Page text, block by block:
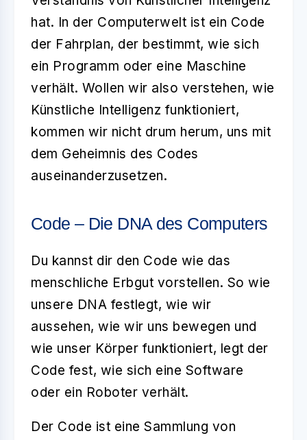
hat. In der Computerwelt ist ein Code
der Fahrplan, der bestimmt, wie sich
ein Programm oder eine Maschine
verhält. Wollen wir also verstehen, wie
Künstliche Intelligenz funktioniert,
kommen wir nicht drum herum, uns mit
dem Geheimnis des Codes
auseinanderzusetzen.
Code – Die DNA des Computers
Du kannst dir den Code wie das
menschliche Erbgut vorstellen. So wie
unsere DNA festlegt, wie wir
aussehen, wie wir uns bewegen und
wie unser Körper funktioniert, legt der
Code fest, wie sich eine Software
oder ein Roboter verhält.
Der Code ist eine Sammlung von